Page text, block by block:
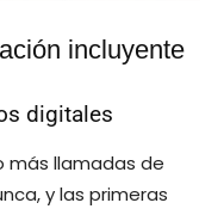
incluyente
digitales
más llamadas de
y las primeras